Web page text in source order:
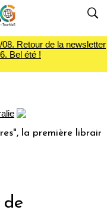
Retour de la newsletter
Bel été !
première librairie du
de